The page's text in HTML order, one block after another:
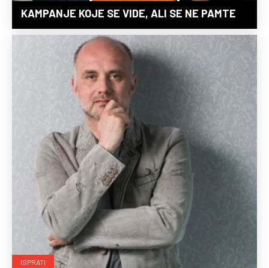
KAMPANJE KOJE SE VIDE, ALI SE NE PAMTE
ISPRATI